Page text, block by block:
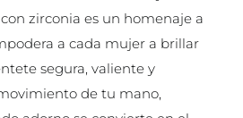
zirconia es un homenaje a
a cada mujer a brillar
segura, valiente y
de tu mano,